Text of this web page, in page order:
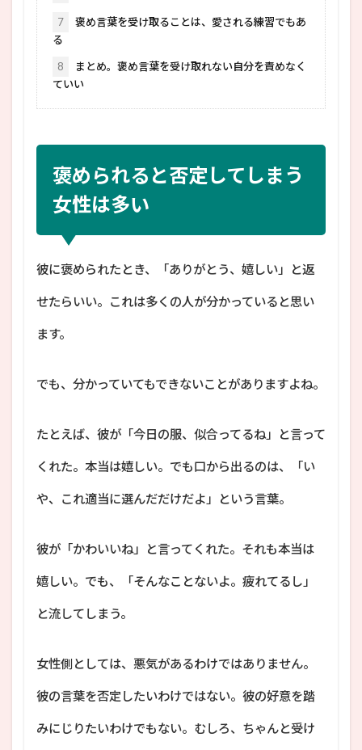
7
褒め言葉を受け取ることは、愛される練習でもあ
る
8
まとめ。褒め言葉を受け取れない自分を責めなく
ていい
褒められると否定してしまう
女性は多い
彼に褒められたとき、「ありがとう、嬉しい」と返
せたらいい。これは多くの人が分かっていると思い
ます。
でも、分かっていてもできないことがありますよね。
たとえば、彼が「今日の服、似合ってるね」と言って
くれた。本当は嬉しい。でも口から出るのは、「い
や、これ適当に選んだだけだよ」という言葉。
彼が「かわいいね」と言ってくれた。それも本当は
嬉しい。でも、「そんなことないよ。疲れてるし」
と流してしまう。
女性側としては、悪気があるわけではありません。
彼の言葉を否定したいわけではない。彼の好意を踏
みにじりたいわけでもない。むしろ、ちゃんと受け